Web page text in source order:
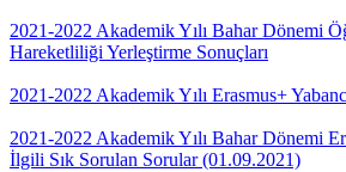
2021-2022 Akademik Yılı Bahar Dönemi
Hareketliliği Yerleştirme Sonuçları
2021-2022 Akademik Yılı Erasmus+
2021-2022 Akademik Yılı Bahar Dönemi
İlgili Sık Sorulan Sorular (01.09.2021)